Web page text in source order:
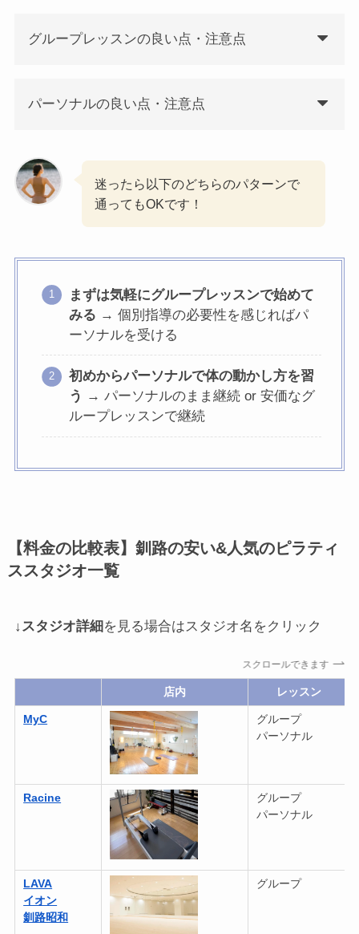
グループレッスンの良い点・注意点
パーソナルの良い点・注意点
迷ったら以下のどちらのパターンで
通ってもOKです！
まずは気軽にグループレッスンで始めて
みる → 個別指導の必要性を感じればパ
ーソナルを受ける
初めからパーソナルで体の動かし方を習
う → パーソナルのまま継続 or 安価なグ
ループレッスンで継続
【料金の比較表】釧路の安い&人気のピラティ
ススタジオ一覧
↓ スタジオ詳細を見る場合はスタジオ名をクリック
スクロールできます
店内 レッスン
MyC
グループ
パーソナル
Racine
グループ
パーソナル
LAVA
イオン
釧路昭和
グループ